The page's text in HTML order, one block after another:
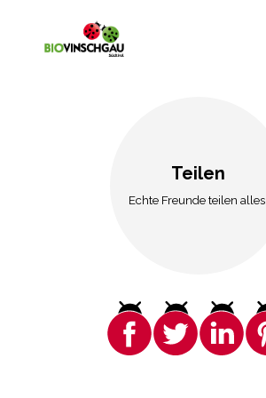
Teilen
Echte Freunde teilen alles.